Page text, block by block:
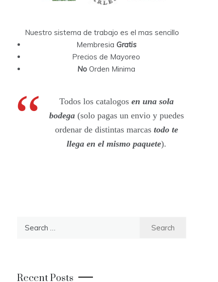
Nuestro sistema de trabajo es el mas sencillo
Membresia Gratis
Precios de Mayoreo
NoOrden Minima
Todos los catalogos en una sola
bodega (solo pagas un envio y puedes
ordenar de distintas marcastodo te
llega en el mismo paquete).
Recent Posts